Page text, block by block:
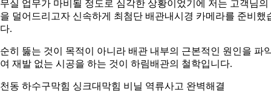
실 업무가 마비될 정도로 심각한 상황이었기에 저는 고객님의
덜어드리고자 신속하게 최첨단 배관내시경 카메라를 준비했
.
히 뚫는 것이 목적이 아니라 배관 내부의 근본적인 원인을 파
재발 없는 시공을 하는 것이 하림배관의 철학입니다.
동 하수구막힘 싱크대막힘 비닐 역류사고 완벽해결